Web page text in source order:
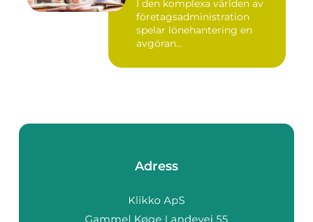
I den komplexa världen av
företagsadministration
spelar lönehantering en
avgöran...
Adress